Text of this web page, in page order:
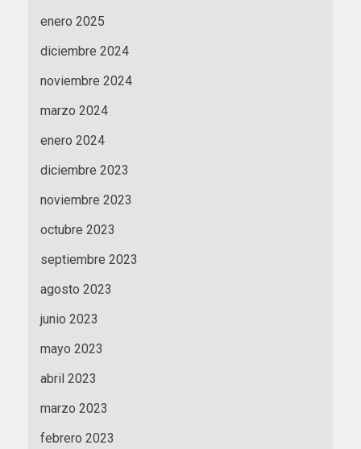
enero 2025
diciembre 2024
noviembre 2024
marzo 2024
enero 2024
diciembre 2023
noviembre 2023
octubre 2023
septiembre 2023
agosto 2023
junio 2023
mayo 2023
abril 2023
marzo 2023
febrero 2023